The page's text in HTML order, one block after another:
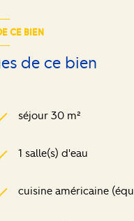
CE BIEN
de ce bien
séjour 30 m²
1 salle(s) d'eau
cuisine américaine